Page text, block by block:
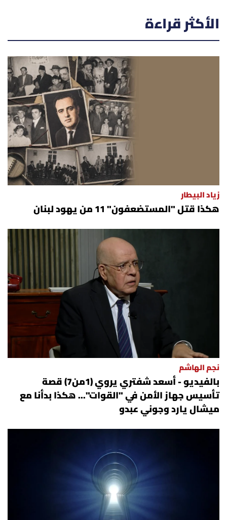
الأكثر قراءة
زياد البيطار
هكذا قتل "المستضعفون" 11 من يهود لبنان
نجم الهاشم
بالفيديو - أسعد شفتري يروي (1من7) قصة
تأسيس جهاز الأمن في "القوات"... هكذا بدأنا مع
ميشال يارد وجوني عبدو